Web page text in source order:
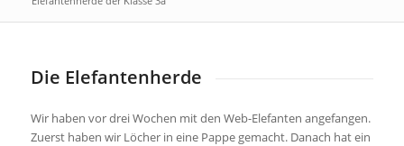
Die Elefantenherde
Wir haben vor drei Wochen mit den Web-Elefanten angefangen.
Zuerst haben wir Löcher in eine Pappe gemacht. Danach hat ein